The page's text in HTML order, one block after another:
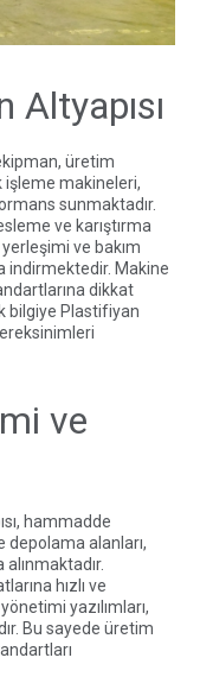
üretim
işleme makineleri,
sunmaktadır.
ve karıştırma
ve bakım
indirmektedir. Makine
dikkat
bilgiye Plastifiyan
ve
hammadde
depolama alanları,
hızlı ve
yazılımları,
Bu sayede üretim